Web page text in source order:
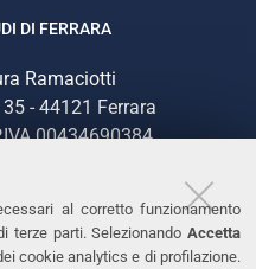
al corretto funzionamento
terze parti. Selezionando Accetta
cookie analytics e di profilazione.
DI FERRARA
Ramaciotti
- 44121 Ferrara
00434690384